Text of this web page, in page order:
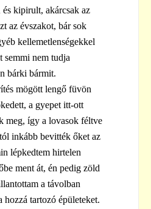
kipirult, akárcsak az
az évszakot, bár sok
kellemetlenségekkel
nem tudja
bárki bármit.
mögött lengő füvön
a gyepet itt-ott
meg, így a lovasok féltve
inkább bevitték őket az
lépkedtem hirtelen
ment át, én pedig zöld
a távolban
hozzá tartozó épületeket.